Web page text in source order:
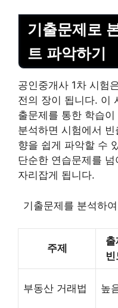
기출문제로
트 파악하기
공인중개사 1차 시험
전의 장이 됩니다. 이
출문제를 통한 학습
분석하면 시험에서
향을 쉽게 파악할 수
단순한 연습문제를
자리잡게 됩니다.
기출문제를 분석하
주제
출
빈
부동산 거래법 높